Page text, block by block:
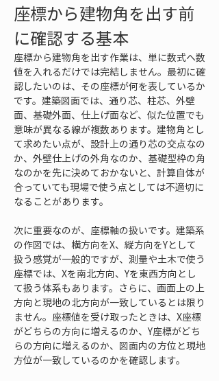
座標から建物角を出す前
に確認する基本
座標から建物角を出す作業は、単に数式へ数
値を入れるだけでは完結しません。最初に確
認したいのは、その座標が何を表しているか
です。建築図面では、通り芯、柱芯、外壁
面、基礎外面、仕上げ面など、似た位置でも
意味が異なる線が複数あります。建物角とし
て求めたい点が、設計上の通り芯の交点なの
か、外壁仕上げの外角なのか、基礎型枠の角
なのかを先に決めておかないと、計算自体が
合っていても現場で使う点としては不適切に
なることがあります。
次に重要なのが、座標軸の扱いです。建築系
の作図では、横方向をX、縦方向をYとして
扱う感覚が一般的ですが、測量や土木で使う
座標では、Xを南北方向、Yを東西方向とし
て扱う体系もあります。さらに、画面上の上
方向と現地の北方向が一致しているとは限り
ません。座標値を受け取ったときは、X座標
がどちらの方向に増えるのか、Y座標がどち
らの方向に増えるのか、図面内の方位と現地
方位が一致しているのかを確認します。